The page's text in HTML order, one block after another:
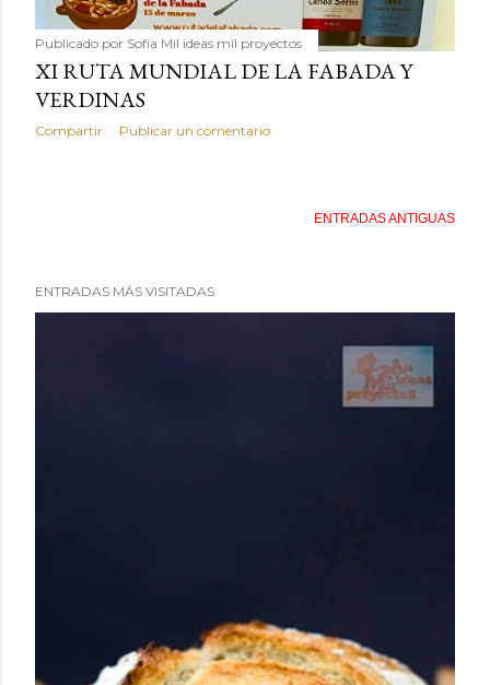
Publicado por Sofía Mil ideas mil proyectos
XI RUTA MUNDIAL DE LA FABADA Y
VERDINAS
Compartir Publicar un comentario
ENTRADAS ANTIGUAS
ENTRADAS MÁS VISITADAS